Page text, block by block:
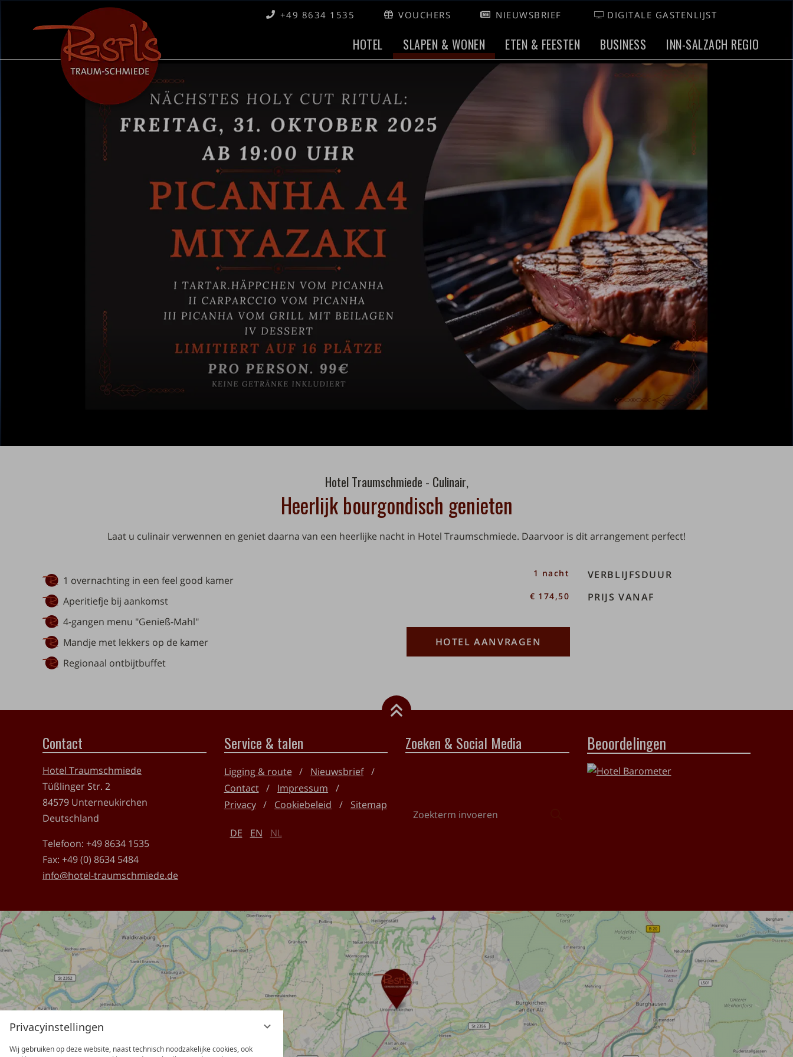
Privacyinstellingen
Wij gebruiken op deze website, naast technisch noodzakelijke cookies, ook
+49 8634 1535 VOUCHERS NIEUWSBRIEF DIGITALE GASTENLIJST
HOTEL SLAPEN & WONEN ETEN & FEESTEN BUSINESS INN-SALZACH REGIO
Hotel Traumschmiede - Culinair,
Heerlijk bourgondisch genieten
Laat u culinair verwennen en geniet daarna van een heerlijke nacht in Hotel Traumschmiede. Daarvoor is dit arrangement perfect!
1 overnachting in een feel good kamer
Aperitiefje bij aankomst
4-gangen menu "Genieß-Mahl"
Mandje met lekkers op de kamer
Regionaal ontbijtbuffet
VERBLIJFSDUUR
1 nacht
PRIJS VANAF
€ 174,50
HOTEL AANVRAGEN
Contact
Hotel Traumschmiede
Tüßlinger Str. 2
84579 Unterneukirchen
Deutschland
Telefoon: +49 8634 1535
Fax: +49 (0) 8634 5484
info@hotel-traumschmiede.de
Service & talen
Ligging & route
Nieuwsbrief
Contact
Impressum
Privacy
Cookiebeleid Sitemap
DE EN NL
Zoeken & Social Media Beoordelingen